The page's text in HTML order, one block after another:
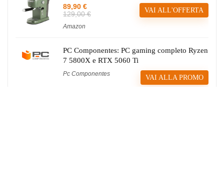
89,90 €
129,00 €
Amazon
VAI ALL'OFFERTA
PC Componentes: PC gaming completo Ryzen
7 5800X e RTX 5060 Ti
Pc Componentes VAI ALLA PROMO